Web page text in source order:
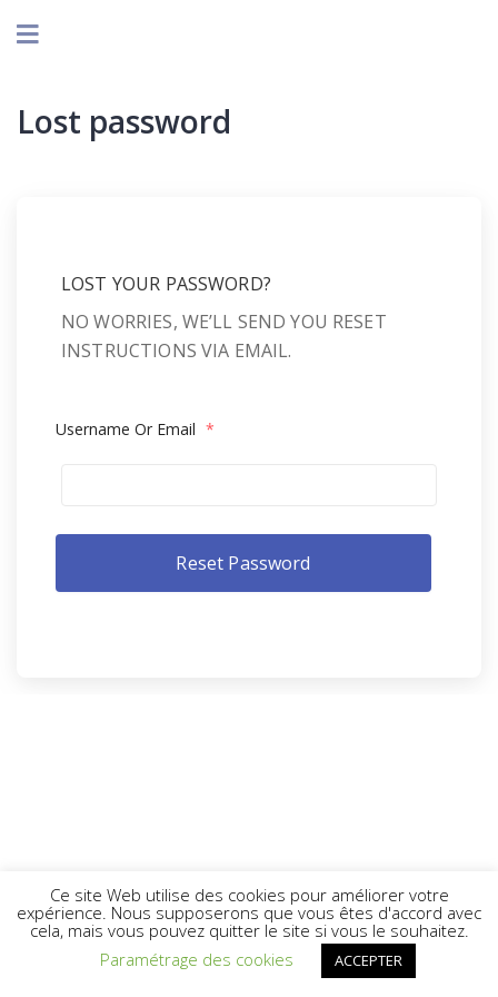
Lost password
LOST YOUR PASSWORD?
NO WORRIES, WE’LL SEND YOU RESET
INSTRUCTIONS VIA EMAIL.
Username Or Email *
Ce site Web utilise des cookies pour améliorer votre
expérience. Nous supposerons que vous êtes d'accord avec
cela, mais vous pouvez quitter le site si vous le souhaitez.
Paramétrage des cookies
ACCEPTER